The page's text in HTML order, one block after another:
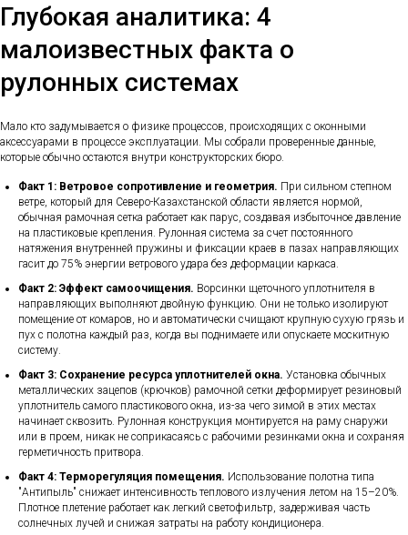
Глубокая аналитика: 4
малоизвестных факта о
рулонных системах
Мало кто задумывается о физике процессов, происходящих с оконными
аксессуарами в процессе эксплуатации. Мы собрали проверенные данные,
которые обычно остаются внутри конструкторских бюро.
Факт 1: Ветровое сопротивление и геометрия. При сильном степном
ветре, который для Северо-Казахстанской области является нормой,
обычная рамочная сетка работает как парус, создавая избыточное давление
на пластиковые крепления. Рулонная система за счет постоянного
натяжения внутренней пружины и фиксации краев в пазах направляющих
гасит до 75% энергии ветрового удара без деформации каркаса.
Факт 2: Эффект самоочищения. Ворсинки щеточного уплотнителя в
направляющих выполняют двойную функцию. Они не только изолируют
помещение от комаров, но и автоматически счищают крупную сухую грязь и
пух с полотна каждый раз, когда вы поднимаете или опускаете москитную
систему.
Факт 3: Сохранение ресурса уплотнителей окна. Установка обычных
металлических зацепов (крючков) рамочной сетки деформирует резиновый
уплотнитель самого пластикового окна, из-за чего зимой в этих местах
начинает сквозить. Рулонная конструкция монтируется на раму снаружи
или в проем, никак не соприкасаясь с рабочими резинками окна и сохраняя
герметичность притвора.
Факт 4: Терморегуляция помещения. Использование полотна типа
"Антипыль" снижает интенсивность теплового излучения летом на 15–20%.
Плотное плетение работает как легкий светофильтр, задерживая часть
солнечных лучей и снижая затраты на работу кондиционера.